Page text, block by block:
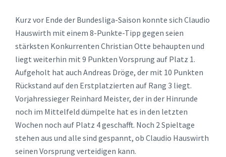
Kurz vor Ende der Bundesliga-Saison konnte sich Claudio
Hauswirth mit einem 8-Punkte-Tipp gegen seien
stärksten Konkurrenten Christian Otte behaupten und
liegt weiterhin mit 9 Punkten Vorsprung auf Platz 1.
Aufgeholt hat auch Andreas Dröge, der mit 10 Punkten
Rückstand auf den Erstplatzierten auf Rang 3 liegt.
Vorjahressieger Reinhard Meister, der in der Hinrunde
noch im Mittelfeld dümpelte hat es in den letzten
Wochen noch auf Platz 4 geschafft. Noch 2 Spieltage
stehen aus und alle sind gespannt, ob Claudio Hauswirth
seinen Vorsprung verteidigen kann.